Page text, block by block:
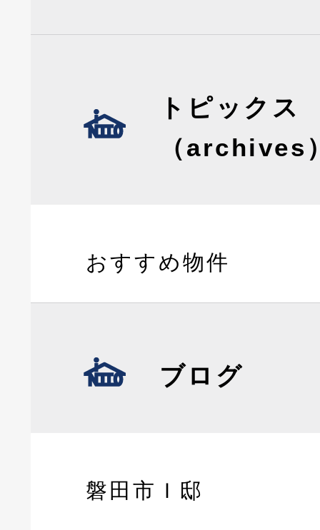
トピックス
（archives
おすすめ物件
ブログ
磐田市Ｉ邸